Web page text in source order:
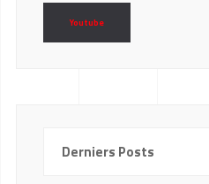
Youtube
Derniers Posts